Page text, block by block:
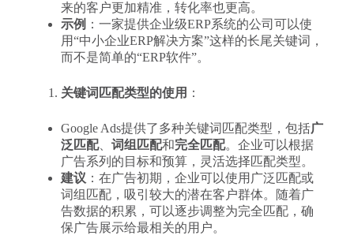
来的客户更加精准，转化率也更高。
示例 ：一家提供企业级ERP系统的公司可以使
用“中小企业ERP解决方案”这样的长尾关键词，
而不是简单的“ERP软件”。
关键词匹配类型的使用 ：
Google Ads提供了多种关键词匹配类型，包括广
泛匹配、 词组匹配和完全匹配。企业可以根据
广告系列的目标和预算，灵活选择匹配类型。
建议 ：在广告初期，企业可以使用广泛匹配或
词组匹配，吸引较大的潜在客户群体。随着广
告数据的积累，可以逐步调整为完全匹配，确
保广告展示给最相关的用户。